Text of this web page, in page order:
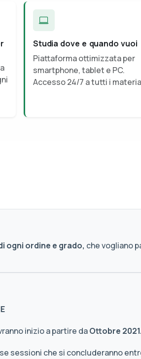
Studia dove e quando vuoi
Piattaforma ottimizzata per
smartphone, tablet e PC.
Accesso 24/7 a tutti i
ogni ordine e grado, che vogliano
inizio a partire daOttobre 2021.
sessioni che si concluderanno